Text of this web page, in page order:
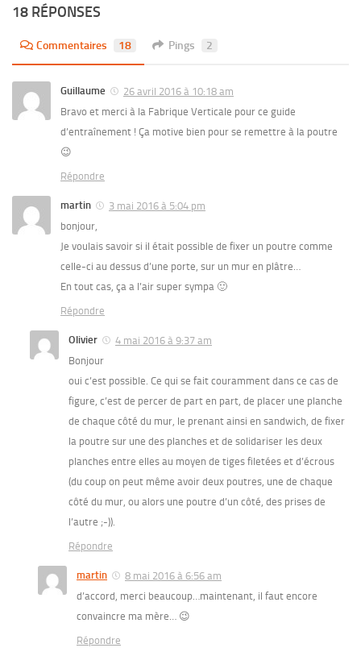
18 RÉPONSES
Commentaires 18 Pings 2
Guillaume
26 avril 2016 à 10:18 am
Bravo et merci à la Fabrique Verticale pour ce guide
d’entraînement ! Ça motive bien pour se remettre à la poutre
😉
Répondre
martin
3 mai 2016 à 5:04 pm
bonjour,
Je voulais savoir si il était possible de fixer un poutre comme
celle-ci au dessus d’une porte, sur un mur en plâtre…
En tout cas, ça a l’air super sympa 🙂
Répondre
Olivier
4 mai 2016 à 9:37 am
Bonjour
oui c’est possible. Ce qui se fait couramment dans ce cas de
figure, c’est de percer de part en part, de placer une planche
de chaque côté du mur, le prenant ainsi en sandwich, de fixer
la poutre sur une des planches et de solidariser les deux
planches entre elles au moyen de tiges filetées et d’écrous
(du coup on peut même avoir deux poutres, une de chaque
côté du mur, ou alors une poutre d’un côté, des prises de
l’autre ;-)).
Répondre
martin
8 mai 2016 à 6:56 am
d’accord, merci beaucoup…maintenant, il faut encore
convaincre ma mère… 😉
Répondre